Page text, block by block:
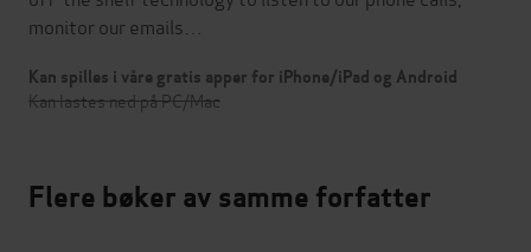
monitor our emails…
Kan spilles i våre gratis apper for iPhone/iPad og Android
Kan lastes ned på PC/Mac
Flere bøker av samme forfatter